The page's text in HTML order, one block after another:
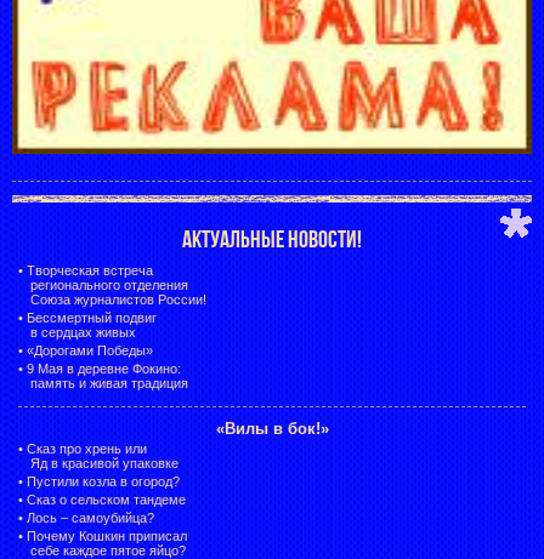
АКТУАЛЬНЫЕ НОВОСТИ!
• Творческая встреча
регионального отделения
Союза журналистов России!
• Бессмертный подвиг
в сердцах живых
• «Дорогами Победы»
• 9 Мая в деревне Фокино:
память и живая традиция
«Вилы в бок!»
• Сказ про хрень или
Яд в красивой упаковке
• Пустили козла в огород?
• Сказ о сельском тандеме
• Лось – самоубийца?
• Почему Кошкин приписал
себе каждое пятое яйцо?